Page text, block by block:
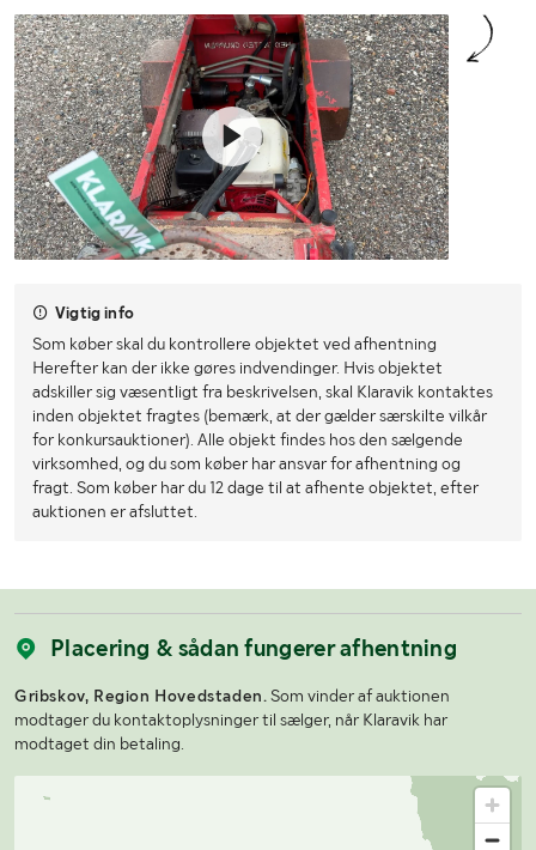
Vigtig info
Som køber skal du kontrollere objektet ved afhentning
Herefter kan der ikke gøres indvendinger. Hvis objektet
adskiller sig væsentligt fra beskrivelsen, skal Klaravik kontaktes
inden objektet fragtes (bemærk, at der gælder særskilte vilkår
for konkursauktioner). Alle objekt findes hos den sælgende
virksomhed, og du som køber har ansvar for afhentning og
fragt. Som køber har du 12 dage til at afhente objektet, efter
auktionen er afsluttet.
Placering & sådan fungerer afhentning
Gribskov, Region Hovedstaden. Som vinder af auktionen
modtager du kontaktoplysninger til sælger, når Klaravik har
modtaget din betaling.